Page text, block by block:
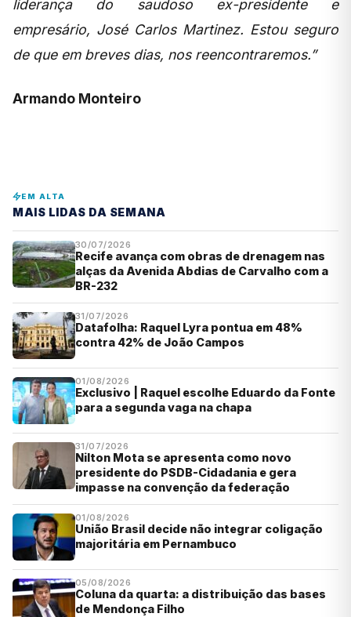
liderança do saudoso ex-presidente e
empresário, José Carlos Martinez. Estou seguro
de que em breves dias, nos reencontraremos.”
Armando Monteiro
EM ALTA
MAIS LIDAS DA SEMANA
30/07/2026
Recife avança com obras de drenagem nas
alças da Avenida Abdias de Carvalho com a
BR-232
31/07/2026
Datafolha: Raquel Lyra pontua em 48%
contra 42% de João Campos
01/08/2026
Exclusivo | Raquel escolhe Eduardo da Fonte
para a segunda vaga na chapa
31/07/2026
Nilton Mota se apresenta como novo
presidente do PSDB-Cidadania e gera
impasse na convenção da federação
01/08/2026
União Brasil decide não integrar coligação
majoritária em Pernambuco
05/08/2026
Coluna da quarta: a distribuição das bases
de Mendonça Filho